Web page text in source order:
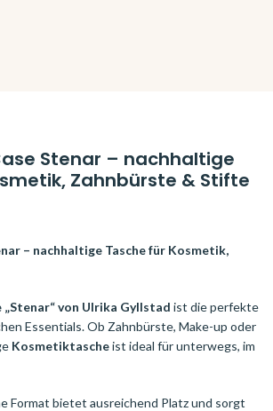
Stenar – nachhaltige
Zahnbürste & Stifte
– nachhaltige Tasche für Kosmetik,
„Stenar“ von Ulrika Gyllstad ist die perfekte
Essentials. Ob Zahnbürste, Make-up oder
Kosmetiktascheist ideal für unterwegs, im
Format bietet ausreichend Platz und sorgt